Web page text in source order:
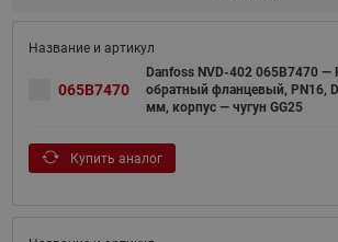
065B7470
Danfoss NVD-402 065B7470 —
обратный фланцевый, PN16,
мм, корпус — чугун GG25
Купить аналог